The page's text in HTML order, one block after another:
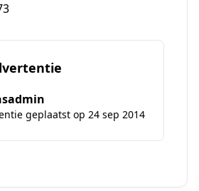
geplaatst op 24 sep 2014